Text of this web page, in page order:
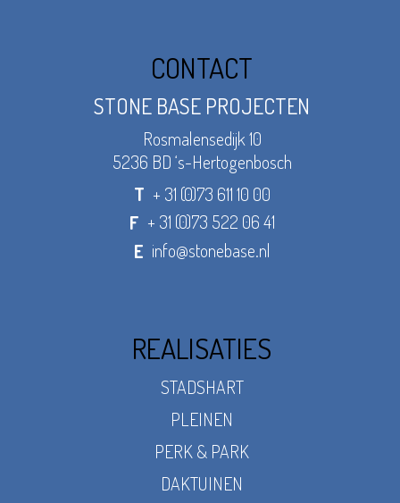
CONTACT
STONE BASE PROJECTEN
Rosmalensedijk 10
5236 BD ‘s-Hertogenbosch
T + 31 (0)73 611 10 00
F + 31 (0)73 522 06 41
E info@stonebase.nl
REALISATIES
STADSHART
PLEINEN
PERK & PARK
DAKTUINEN